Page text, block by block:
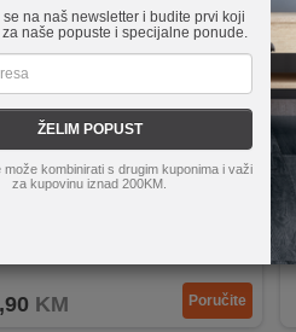
se na naš newsletter i budite prvi koji
naše popuste i specijalne ponude.
ŽELIM POPUST
može kombinirati s drugim kuponima i važi
za kupovinu iznad 200KM.
Airwrap i.d. Ceramic
spajanje na MyDyson aplikaciju
od topline
KM Poručite